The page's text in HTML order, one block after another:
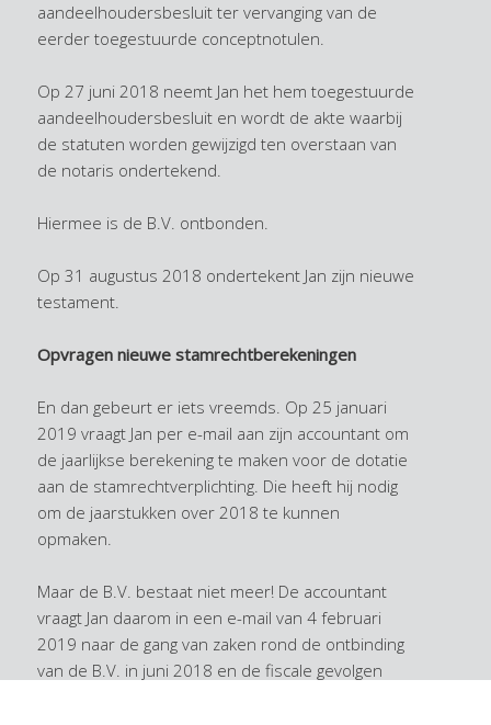
aandeelhoudersbesluit ter vervanging van de
eerder toegestuurde conceptnotulen.
Op 27 juni 2018 neemt Jan het hem toegestuurde
aandeelhoudersbesluit en wordt de akte waarbij
de statuten worden gewijzigd ten overstaan van
de notaris ondertekend.
Hiermee is de B.V. ontbonden.
Op 31 augustus 2018 ondertekent Jan zijn nieuwe
testament.
Opvragen nieuwe stamrechtberekeningen
En dan gebeurt er iets vreemds. Op 25 januari
2019 vraagt Jan per e-mail aan zijn accountant om
de jaarlijkse berekening te maken voor de dotatie
aan de stamrechtverplichting. Die heeft hij nodig
om de jaarstukken over 2018 te kunnen
opmaken.
Maar de B.V. bestaat niet meer! De accountant
vraagt Jan daarom in een e-mail van 4 februari
2019 naar de gang van zaken rond de ontbinding
van de B.V. in juni 2018 en de fiscale gevolgen